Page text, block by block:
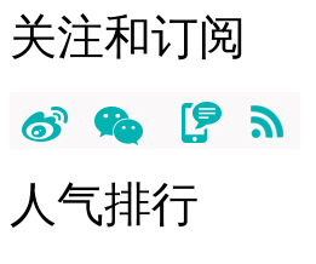
关注和订阅
人气排行